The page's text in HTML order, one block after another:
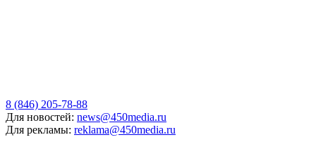
8 (846) 205-78-88
Для новостей: news@450media.ru
Для рекламы: reklama@450media.ru